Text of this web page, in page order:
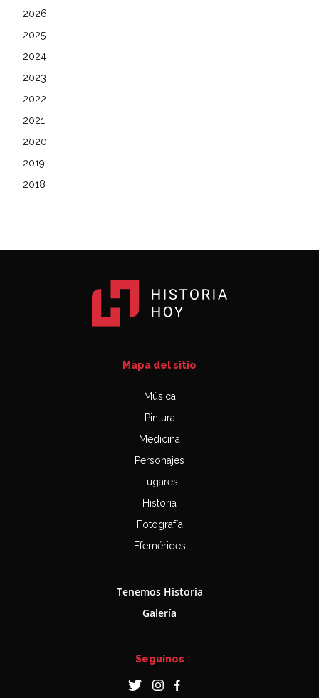
2026
2025
2024
2023
2022
2021
2020
2019
2018
Mapa del sitio
Música
Pintura
Medicina
Personajes
Lugares
Historia
Fotografía
Efemérides
Tenemos Historia
Galería
Seguinos